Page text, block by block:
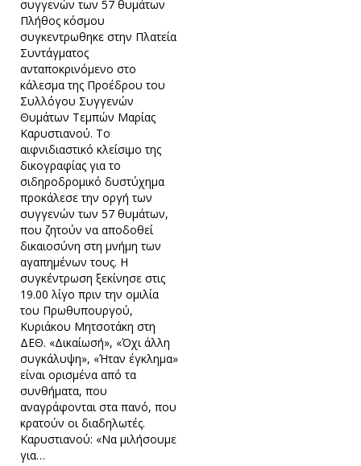
συγγενών των 57 θυμάτων
Πλήθος κόσμου
συγκεντρωθηκε στην Πλατεία
Συντάγματος
ανταποκρινόμενο στο
κάλεσμα της Προέδρου του
Συλλόγου Συγγενών
Θυμάτων Τεμπών Μαρίας
Καρυστιανού. Το
αιφνιδιαστικό κλείσιμο της
δικογραφίας για το
σιδηροδρομικό δυστύχημα
προκάλεσε την οργή των
συγγενών των 57 θυμάτων,
που ζητούν να αποδοθεί
δικαιοσύνη στη μνήμη των
αγαπημένων τους. Η
συγκέντρωση ξεκίνησε στις
19.00 λίγο πριν την ομιλία
του Πρωθυπουργού,
Κυριάκου Μητσοτάκη στη
ΔΕΘ. «Δικαίωσή», «Όχι άλλη
συγκάλυψη», «Ήταν έγκλημα»
είναι ορισμένα από τα
συνθήματα, που
αναγράφονται στα πανό, που
κρατούν οι διαδηλωτές.
Καρυστιανού: «Να μιλήσουμε
για…